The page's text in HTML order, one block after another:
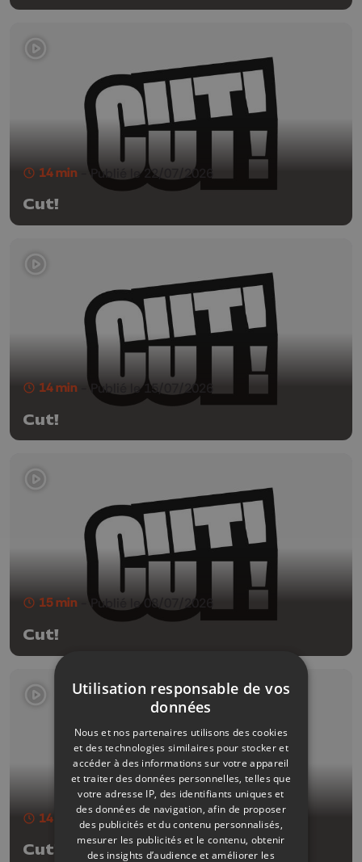
14 min - Publié le 22/07/2026
Cut!
14 min - Publié le 15/07/2026
Cut!
15 min - Publié le 08/07/2026
Cut!
14 min- Publié le 01/07/2026
Cut!
Utilisation responsable de vos
données
Nous et nos partenaires utilisons des cookies
et des technologies similaires pour stocker et
accéder à des informations sur votre appareil
et traiter des données personnelles, telles que
votre adresse IP, des identifiants uniques et
des données de navigation, afin de proposer
des publicités et du contenu personnalisés,
mesurer les publicités et le contenu, obtenir
des insights d’audience et améliorer les